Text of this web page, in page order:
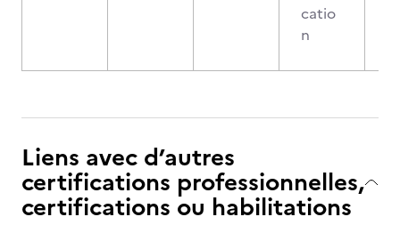
catio
n
Liens avec d’autres
certifications professionnelles,
certifications ou habilitations